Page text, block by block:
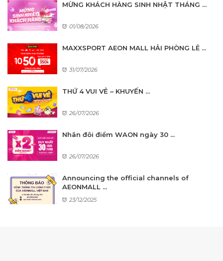
MỪNG KHÁCH HÀNG SINH NHẬT THÁNG ...
01/08/2026
MAXXSPORT AEON MALL HẢI PHÒNG LÊ ...
31/07/2026
THỨ 4 VUI VẺ – KHUYẾN ...
26/07/2026
Nhân đôi điểm WAON ngày 30 ...
26/07/2026
Announcing the official channels of
AEONMALL ...
23/12/2025